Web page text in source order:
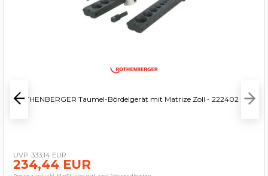
ROTHENBERGER Taumel-Bördelgerät mit Matrize Zoll - 222402
333,14 EUR
234,44 EUR